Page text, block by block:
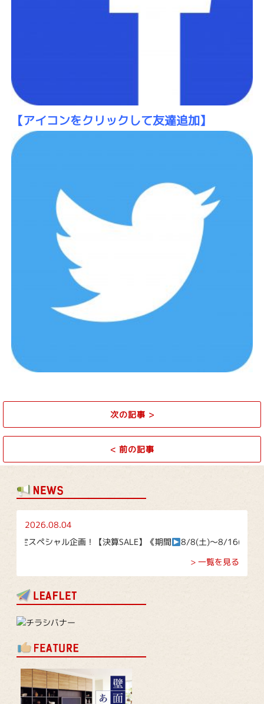
【アイコンをクリックして友達追加】
次の記事 >
< 前の記事
2026.08.04
ペシャル企画！【決算SALE】《期間
8/8(土)～8/16(日)》
> 一覧を見る